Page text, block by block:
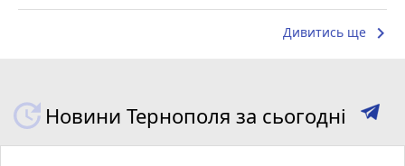
Дивитись ще keyboard_arrow_right
Новини Тернополя за сьогодні